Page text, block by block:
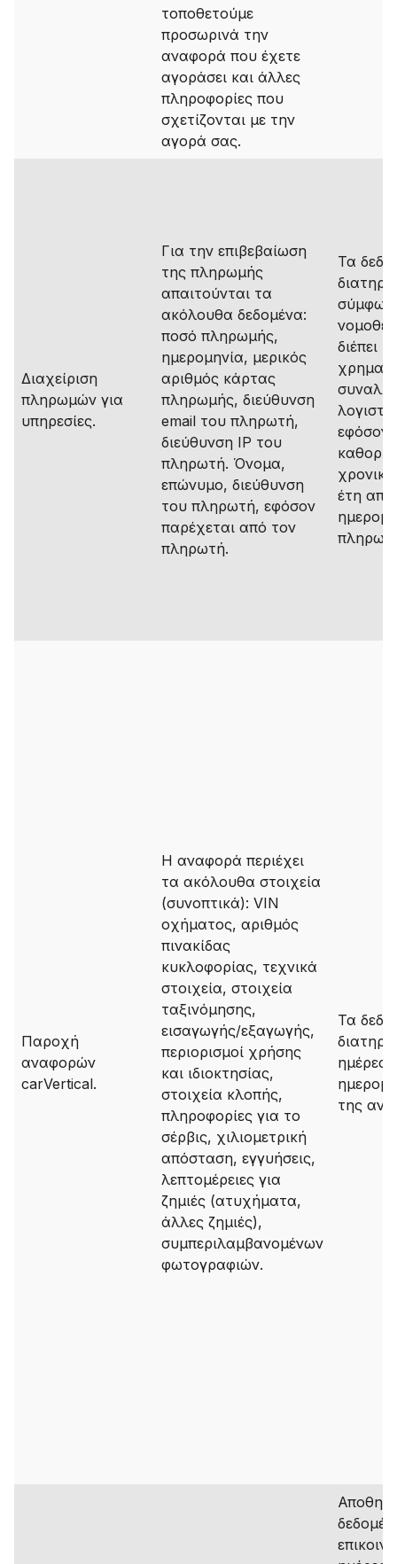
τοποθετούμε
προσωρινά την
αναφορά που έχετε
αγοράσει και άλλες
πληροφορίες που
σχετίζονται με την
αγορά σας.
Διαχείριση
πληρωμών για
υπηρεσίες.
Για την επιβεβαίωση
της πληρωμής
απαιτούνται τα
ακόλουθα δεδομένα:
ποσό πληρωμής,
ημερομηνία, μερικός
αριθμός κάρτας
πληρωμής, διεύθυνση
email του πληρωτή,
διεύθυνση IP του
πληρωτή. Όνομα,
επώνυμο, διεύθυνση
του πληρωτή, εφόσον
παρέχεται από τον
πληρωτή.
Τα
διέπει
εφόσον
έτη από
Παροχή
αναφορών
carVertical.
Η αναφορά περιέχει
τα ακόλουθα στοιχεία
(συνοπτικά): VIN
οχήματος, αριθμός
πινακίδας
κυκλοφορίας, τεχνικά
στοιχεία, στοιχεία
ταξινόμησης,
εισαγωγής/εξαγωγής,
περιορισμοί χρήσης
και ιδιοκτησίας,
στοιχεία κλοπής,
πληροφορίες για το
σέρβις, χιλιομετρική
απόσταση, εγγυήσεις,
λεπτομέρειες για
ζημιές (ατυχήματα,
άλλες ζημιές),
συμπεριλαμβανομένων
φωτογραφιών.
Τα
ημέρες
της